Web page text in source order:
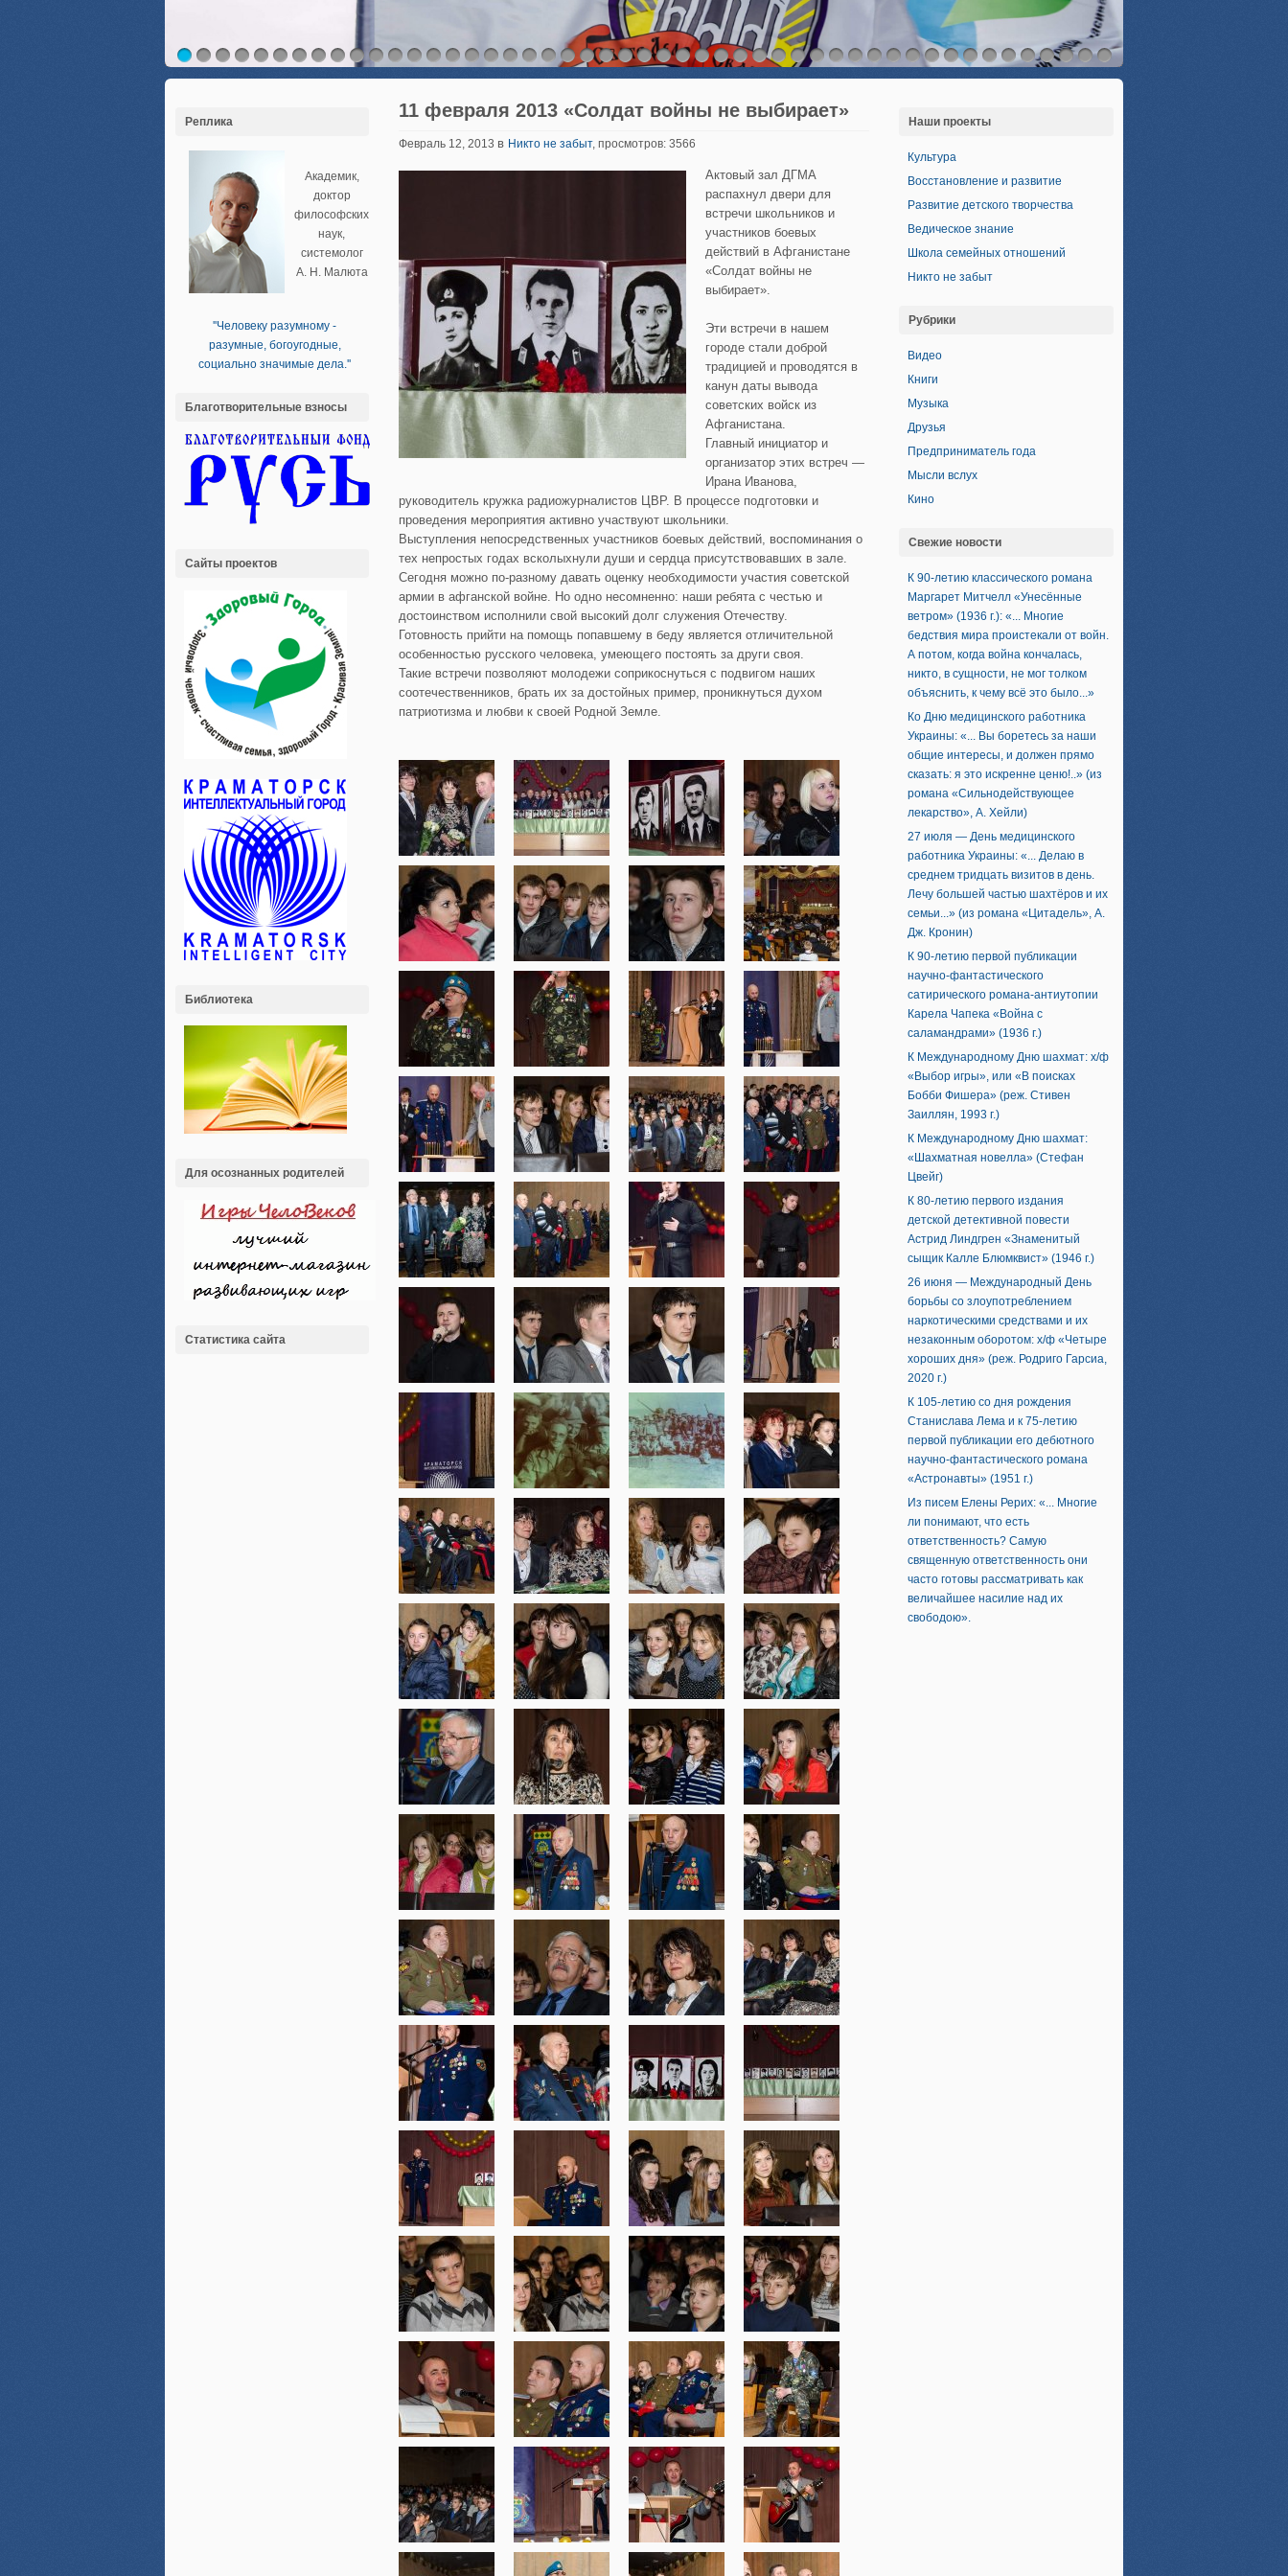
Реплика
Академик,
доктор
философских
наук,
системолог
А. Н. Малюта
''Человеку разумному -
разумные, богоугодные,
социально значимые дела.''
Благотворительные взносы
Сайты проектов
Библиотека
Для осознанных родителей
Статистика сайта
11 февраля 2013 «Солдат войны не выбирает»
Февраль 12, 2013 в Никто не забыт, просмотров: 3566
Актовый зал ДГМА
распахнул двери для
встречи школьников и
участников боевых
действий в Афганистане
«Солдат войны не
выбирает».
Эти встречи в нашем
городе стали доброй
традицией и проводятся в
канун даты вывода
советских войск из
Афганистана.
Главный инициатор и
организатор этих встреч —
Ирана Иванова,
руководитель кружка радиожурналистов ЦВР. В процессе подготовки и
проведения мероприятия активно участвуют школьники.
Выступления непосредственных участников боевых действий, воспоминания о
тех непростых годах всколыхнули души и сердца присутствовавших в зале.
Сегодня можно по-разному давать оценку необходимости участия советской
армии в афганской войне. Но одно несомненно: наши ребята с честью и
достоинством исполнили свой высокий долг служения Отечеству.
Готовность прийти на помощь попавшему в беду является отличительной
особенностью русского человека, умеющего постоять за други своя.
Такие встречи позволяют молодежи соприкоснуться с подвигом наших
соотечественников, брать их за достойных пример, проникнуться духом
патриотизма и любви к своей Родной Земле.
Наши проекты
Культура
Восстановление и развитие
Развитие детского творчества
Ведическое знание
Школа семейных отношений
Никто не забыт
Рубрики
Видео
Книги
Музыка
Друзья
Предприниматель года
Мысли вслух
Кино
Свежие новости
К 90-летию классического романа
Маргарет Митчелл «Унесённые
ветром» (1936 г.): «... Многие
бедствия мира проистекали от войн.
А потом, когда война кончалась,
никто, в сущности, не мог толком
объяснить, к чему всё это было...»
Ко Дню медицинского работника
Украины: «... Вы боретесь за наши
общие интересы, и должен прямо
сказать: я это искренне ценю!..» (из
романа «Сильнодействующее
лекарство», А. Хейли)
27 июля — День медицинского
работника Украины: «... Делаю в
среднем тридцать визитов в день.
Лечу большей частью шахтёров и их
семьи...» (из романа «Цитадель», А.
Дж. Кронин)
К 90-летию первой публикации
научно-фантастического
сатирического романа-антиутопии
Карела Чапека «Война с
саламандрами» (1936 г.)
К Международному Дню шахмат: х/ф
«Выбор игры», или «В поисках
Бобби Фишера» (реж. Стивен
Заиллян, 1993 г.)
К Международному Дню шахмат:
«Шахматная новелла» (Стефан
Цвейг)
К 80-летию первого издания
детской детективной повести
Астрид Линдгрен «Знаменитый
сыщик Калле Блюмквист» (1946 г.)
26 июня — Международный День
борьбы со злоупотреблением
наркотическими средствами и их
незаконным оборотом: х/ф «Четыре
хороших дня» (реж. Родриго Гарсиа,
2020 г.)
К 105-летию со дня рождения
Станислава Лема и к 75-летию
первой публикации его дебютного
научно-фантастического романа
«Астронавты» (1951 г.)
Из писем Елены Рерих: «... Многие
ли понимают, что есть
ответственность? Самую
священную ответственность они
часто готовы рассматривать как
величайшее насилие над их
свободою».